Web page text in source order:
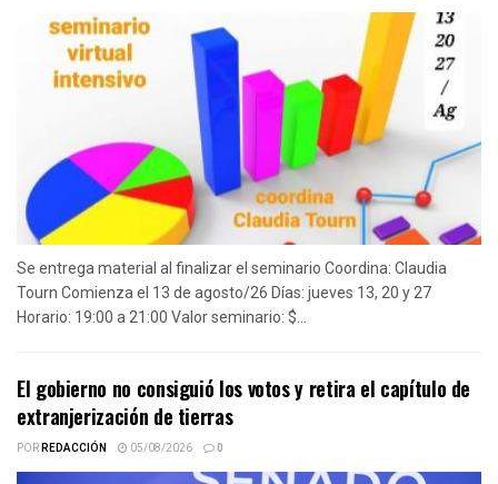
Se entrega material al finalizar el seminario Coordina: Claudia
Tourn Comienza el 13 de agosto/26 Días: jueves 13, 20 y 27
Horario: 19:00 a 21:00 Valor seminario: $...
El gobierno no consiguió los votos y retira el capítulo de
extranjerización de tierras
PORREDACCIÓN 05/08/2026 0